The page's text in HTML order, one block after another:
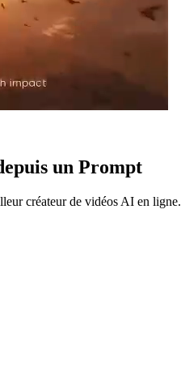
un Prompt
créateur de vidéos AI en ligne.